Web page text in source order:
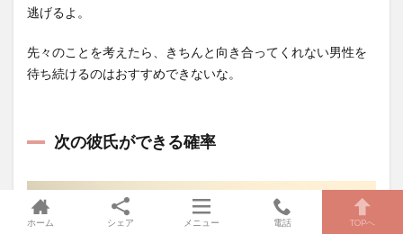
逃げるよ。
先々のことを考えたら、きちんと向き合ってくれない男性を
待ち続けるのはおすすめできないな。
次の彼氏ができる確率
ホーム シェア メニュー 電話 TOPへ